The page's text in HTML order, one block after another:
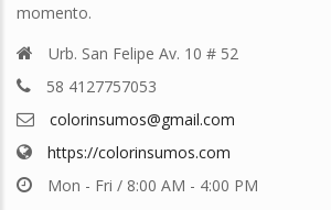
momento.
Urb. San Felipe Av. 10 # 52
58 4127757053
colorinsumos@gmail.com
https://colorinsumos.com
Mon - Fri / 8:00 AM - 4:00 PM